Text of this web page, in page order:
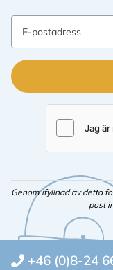
E-postadress
Genom ifyllnad av detta
post
+46 (0)8-24